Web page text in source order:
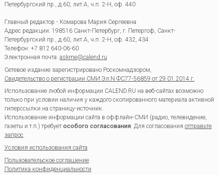
Петербургский пр., д.60, лит.А, ч.п. 2-Н, оф. 440
Главный редактор - Комарова Мария Сергеевна
Адрес редакции: 198516 Санкт-Петербург, г. Петергоф, Санкт-
Петербургский пр., д.60, лит.А, ч.п. 2-Н, оф. 432, 434
Телефон: +7 812 640-06-60
Электронная почта: askme@calend.ru
Сетевое издание зарегистрировано Роскомнадзором,
Свидетельство о регистрации СМИ Эл.N ФС77-56859 от 29.01.2014 г.
Использование любой информации CALEND.RU на веб-сайтах возможно
только при условии наличия у каждого скопированного материала активной
гиперссылки на страницу-источник.
Использование информации сайта в оффлайн-СМИ (радио, телевидение,
газеты и т.п.) требуетособого согласования. Для согласования отправьте
запрос.
Условия использования сайта
Пользовательское соглашение
Политика конфиденциальности